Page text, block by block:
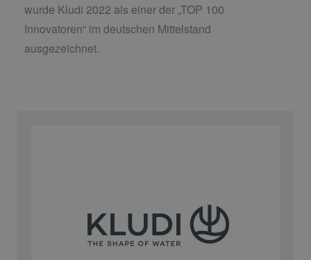
wurde Kludi 2022 als einer der „TOP 100
Innovatoren“ im deutschen Mittelstand
ausgezeichnet.